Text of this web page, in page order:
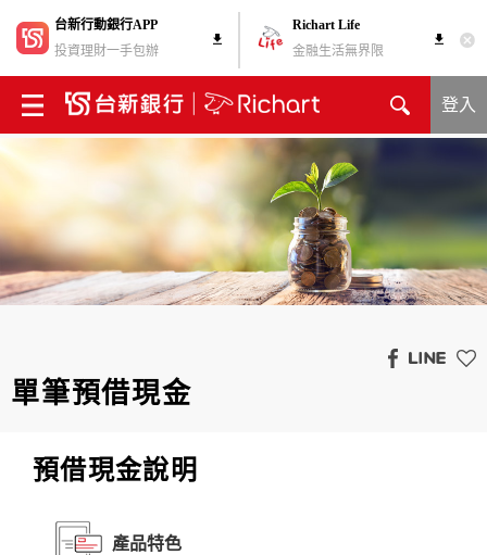
台新行動銀行APP
投資理財一手包辦
Richart Life
金融生活無界限
登入
單筆預借現金
預借現金說明
產品特色